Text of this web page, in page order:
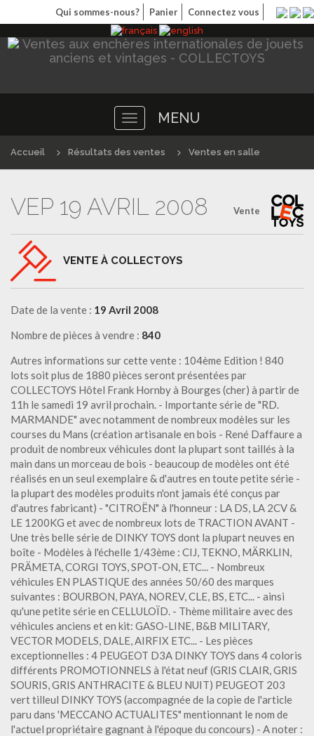
Qui sommes-nous? Panier Connectez vous
Toggle
navigation
MENU
Accueil Résultats des ventes Ventes en salle
Vente
VEP 19 AVRIL 2008
VENTE À COLLECTOYS
Date de la vente : 19 Avril 2008
Nombre de pièces à vendre : 840
Autres informations sur cette vente : 104ème Edition ! 840
lots soit plus de 1880 pièces seront présentées par
COLLECTOYS Hôtel Frank Hornby à Bourges (cher) à partir de
11h le samedi 19 avril prochain. - Importante série de "RD.
MARMANDE" avec notamment de nombreux modèles sur les
courses du Mans (création artisanale en bois - René Daffaure a
produit de nombreux véhicules dont la plupart sont taillés à la
main dans un morceau de bois - beaucoup de modèles ont été
réalisés en un seul exemplaire & d'autres en toute petite série -
la plupart des modèles produits n'ont jamais été conçus par
d'autres fabricant) - "CITROËN" à l'honneur : LA DS, LA 2CV &
LE 1200KG et avec de nombreux lots de TRACTION AVANT -
Une très belle série de DINKY TOYS dont la plupart neuves en
boîte - Modèles à l'échelle 1/43ème : CIJ, TEKNO, MÄRKLIN,
PRÄMETA, CORGI TOYS, SPOT-ON, ETC... - Nombreux
véhicules EN PLASTIQUE des années 50/60 des marques
suivantes : BOURBON, PAYA, NOREV, CLE, BS, ETC... - ainsi
qu'une petite série en CELLULOÏD. - Thème militaire avec des
véhicules anciens et en kit: GASO-LINE, B&B MILITARY,
VECTOR MODELS, DALE, AIRFIX ETC... - Les pièces
exceptionnelles : 4 PEUGEOT D3A DINKY TOYS dans 4 coloris
différents PROMOTIONNELS à l'état neuf (GRIS CLAIR, GRIS
SOURIS, GRIS ANTHRACITE & BLEU NUIT) PEUGEOT 203
vert tilleul DINKY TOYS (accompagnée de la copie de l'article
paru dans 'MECCANO ACTUALITES" mentionnant le nom de
l'actuel propriétaire gagnant à l'époque du concours) - A noter :